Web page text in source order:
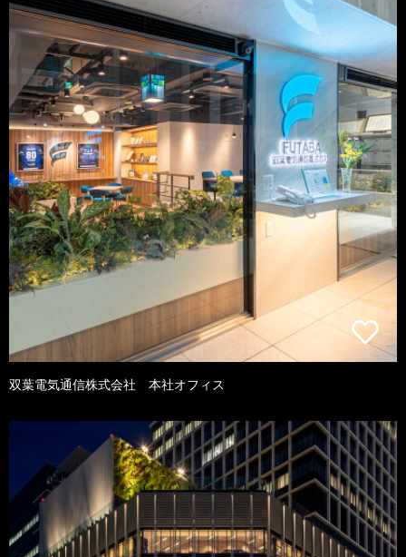
双葉電気通信株式会社 本社オフィス